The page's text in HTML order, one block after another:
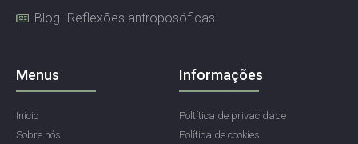
Blog- Reflexões antroposóficas
Menus
Início
Sobre nós
Informações
Poltítica de privacidade
Política de cookies